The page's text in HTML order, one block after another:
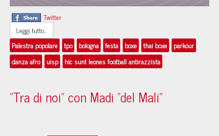
Twitter
Leggi tutto...
Palestra popolare tpo bologna festa boxe thai boxe
parkour
danza afro
uisp hic sunt leones football antirazzista
"Tra di noi" con Madi "del Mali"